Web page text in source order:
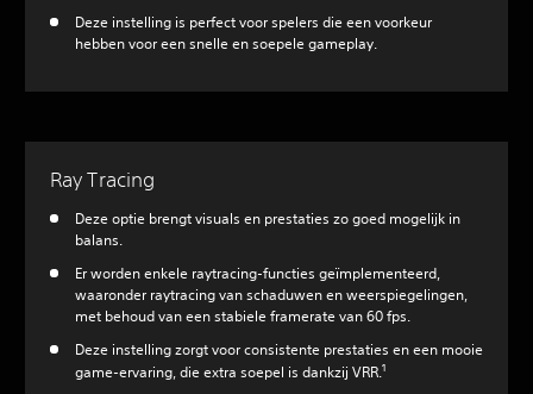
Deze instelling is perfect voor spelers die een voorkeur
hebben voor een snelle en soepele gameplay.
Ray Tracing
Deze optie brengt visuals en prestaties zo goed mogelijk in
balans.
Er worden enkele raytracing-functies geïmplementeerd,
waaronder raytracing van schaduwen en weerspiegelingen,
met behoud van een stabiele framerate van 60 fps.
Deze instelling zorgt voor consistente prestaties en een mooie
game-ervaring, die extra soepel is dankzij VRR.1